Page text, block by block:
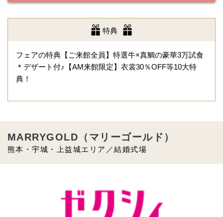
特典
フェアの特典【ご来館全員】特選牛×真鯛の豪華3万試食
＊デザート付♪【AM来館限定】衣裳30％OFF等10大特
典！
熊本・宇城・上益城エリア／結婚式場
MARRYGOLD（マリーゴールド）